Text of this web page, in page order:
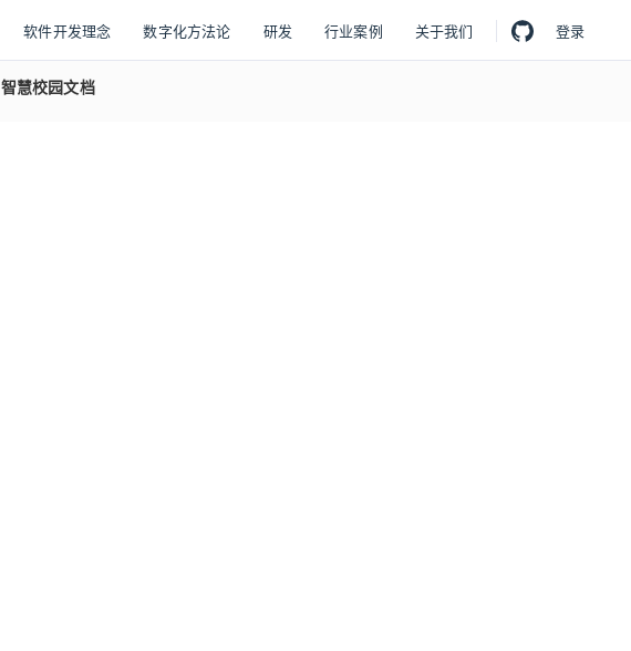
软件开发理念 数字化方法论 研发 行业案例 关于我们 登录
智慧校园文档